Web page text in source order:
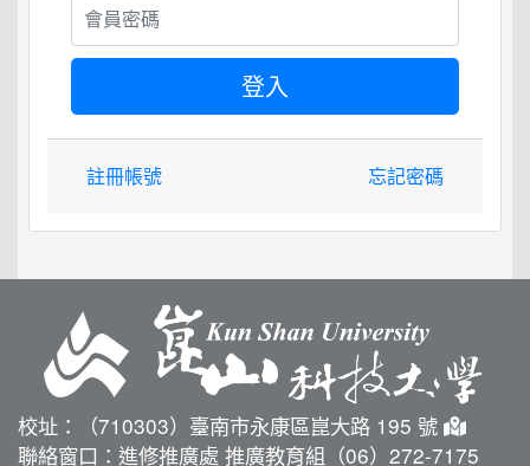
註冊帳號 忘記密碼
校址：（710303）臺南市永康區崑大路 195 號
聯絡窗口：進修推廣處 推廣教育組（06）272-7175